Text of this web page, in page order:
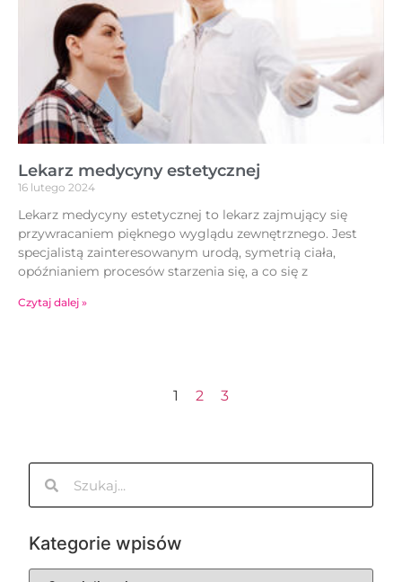
Lekarz medycyny estetycznej
16 lutego 2024
Lekarz medycyny estetycznej to lekarz zajmujący się
przywracaniem pięknego wyglądu zewnętrznego. Jest
specjalistą zainteresowanym urodą, symetrią ciała,
opóźnianiem procesów starzenia się, a co się z
Czytaj dalej »
1 2 3
Kategorie wpisów